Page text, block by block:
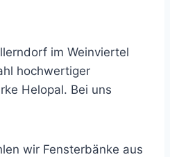
im Weinviertel
hochwertiger
Helopal. Bei uns
wir Fensterbänke aus